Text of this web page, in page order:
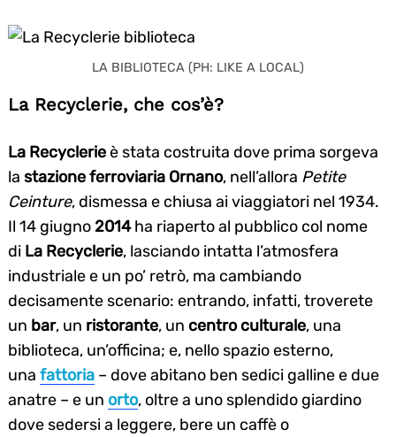
LA BIBLIOTECA (PH: LIKE A LOCAL)
La Recyclerie, che cos’è?
La Recyclerieè stata costruita dove prima sorgeva
la stazione ferroviaria Ornano, nell’allora Petite
Ceinture, dismessa e chiusa ai viaggiatori nel 1934.
Il 14 giugno 2014ha riaperto al pubblico col nome
di La Recyclerie, lasciando intatta l’atmosfera
industriale e un po’ retrò, ma cambiando
decisamente scenario: entrando, infatti, troverete
un bar, un ristorante, un centro culturale, una
biblioteca, un’officina; e, nello spazio esterno,
una fattoria – dove abitano ben sedici galline e due
anatre – e un orto, oltre a uno splendido giardino
dove sedersi a leggere, bere un caffè o